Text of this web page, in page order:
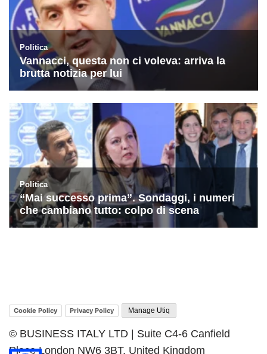
Cookie Policy Privacy Policy Manage Utiq
© BUSINESS ITALY LTD | Suite C4-6 Canfield
Place London NW6 3BT, United Kingdom